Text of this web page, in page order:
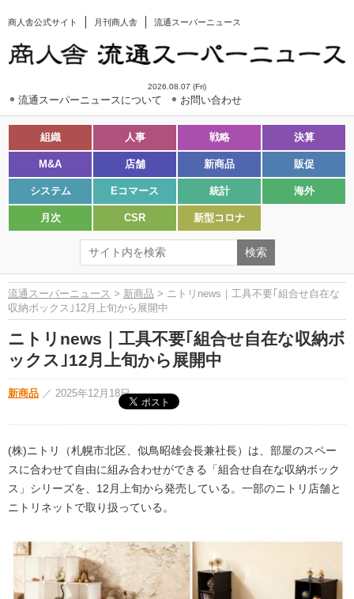
商人舎公式サイト 月刊商人舎 流通スーパーニュース
2026.08.07 (Fri)
流通スーパーニュースについて お問い合わせ
組織 人事 戦略 決算
M&A 店舗 新商品 販促
システム Eコマース 統計 海外
月次 CSR 新型コロナ
流通スーパーニュース > 新商品 > ニトリnews｜工具不要｢組合せ自在な
収納ボックス｣12月上旬から展開中
ニトリnews｜工具不要｢組合せ自在な収納ボ
ックス｣12月上旬から展開中
新商品 ／ 2025年12月18日
(株)ニトリ（札幌市北区、似鳥昭雄会長兼社長）は、部屋のスペー
スに合わせて自由に組み合わせができる「組合せ自在な収納ボック
ス」シリーズを、12月上旬から発売している。一部のニトリ店舗と
ニトリネットで取り扱っている。